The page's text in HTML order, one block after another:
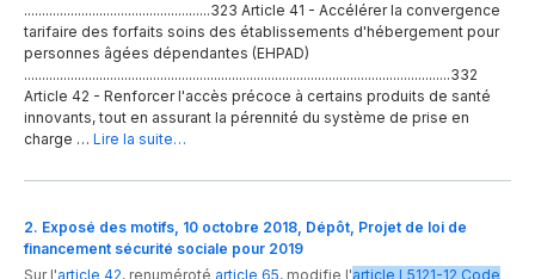
....................................................323 Article 41 - Accélérer la convergence
tarifaire des forfaits soins des établissements d'hébergement pour
personnes âgées dépendantes (EHPAD)
.......................................................................................................................332
Article 42 - Renforcer l'accès précoce à certains produits de santé
innovants, tout en assurant la pérennité du système de prise en
charge … Lire la suite…
2. Exposé des motifs, 10 octobre 2018, Dépôt, Projet de loi de
financement sécurité sociale pour 2019
Sur l'article 42, renuméroté article 65, modifie l'article L5121-12 Code